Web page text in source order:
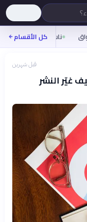
ناس روح
كل الأقسام
قبل شهرين
غيّر النشر